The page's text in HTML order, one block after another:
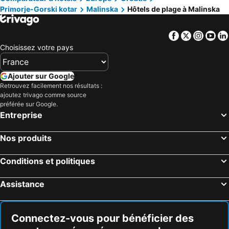
Uvala Scott
Hotel Amabilis
Hotel Katarina
Barbat, hôtels de plage
Kastav, hôtels de plage
Banjol, hôtels de plage
Primorje-Gorski kotar
Malinska Hôtels de plage à Malinska
Facebook
Twitter
Choisissez votre pays
Ajouter sur Google
Retrouvez facilement nos résultats :
ajoutez trivago comme source
préférée sur Google.
Entreprise
Nos produits
Conditions et politiques
Assistance
Connectez-vous pour bénéficier des